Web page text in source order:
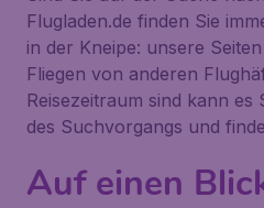
Flugladen.de finden Sie
in der Kneipe: unsere
Fliegen von anderen
Reisezeitraum sind kann
des Suchvorgangs und
Auf einen